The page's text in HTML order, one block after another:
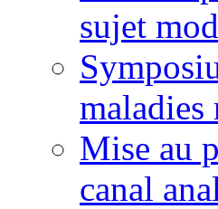
sujet
maladies
Mise au
canal anal